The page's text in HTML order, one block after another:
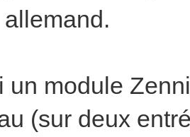
un module
(sur deux